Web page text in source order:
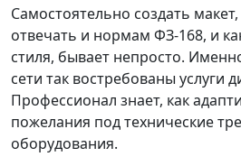
Самостоятельно создать
отвечать и нормам ФЗ-168, и
стиля, бывает непросто.
сети так востребованы услуги
Профессионал знает, как
пожелания под технические
оборудования.